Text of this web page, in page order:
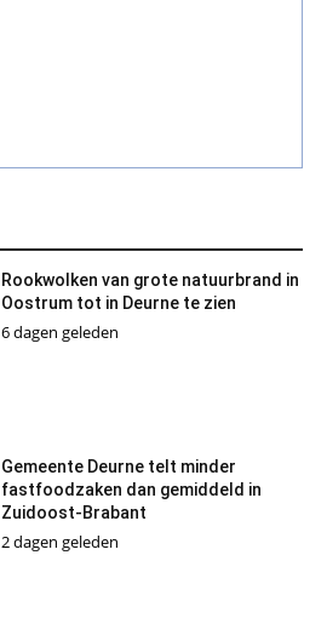
Rookwolken van grote natuurbrand in
Oostrum tot in Deurne te zien
6 dagen geleden
Gemeente Deurne telt minder
fastfoodzaken dan gemiddeld in
Zuidoost-Brabant
2 dagen geleden